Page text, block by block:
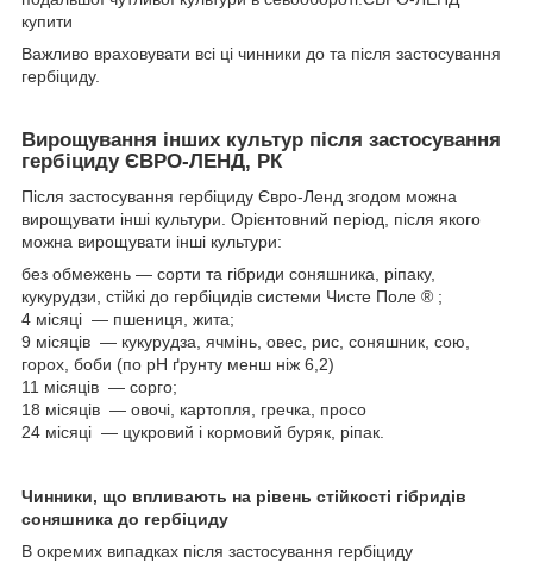
купити
Важливо враховувати всі ці чинники до та після застосування
гербіциду.
Вирощування інших культур після застосування
гербіциду ЄВРО-ЛЕНД, РК
Після застосування гербіциду Євро-Ленд згодом можна
вирощувати інші культури. Орієнтовний період, після якого
можна вирощувати інші культури:
без обмежень — сорти та гібриди соняшника, ріпаку,
кукурудзи, стійкі до гербіцидів системи Чисте Поле ® ;
4 місяці — пшениця, жита;
9 місяців — кукурудза, ячмінь, овес, рис, соняшник, сою,
горох, боби (по pH ґрунту менш ніж 6,2)
11 місяців — сорго;
18 місяців — овочі, картопля, гречка, просо
24 місяці — цукровий і кормовий буряк, ріпак.
Чинники, що впливають на рівень стійкості гібридів
соняшника до гербіциду
В окремих випадках після застосування гербіциду